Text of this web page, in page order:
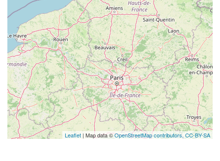
Leaflet | Map data ©OpenStreetMap contributors, CC-BY-SA